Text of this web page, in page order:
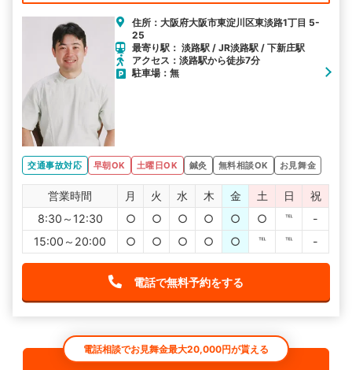
住所：大阪府大阪市東淀川区東淡路1丁目 5-
25
最寄り駅： 淡路駅 / JR淡路駅 / 下新庄駅
アクセス：淡路駅から徒歩7分
駐車場：無
交通事故対応 早朝OK 土曜日OK 鍼灸 無料相談OK お見舞金
営業時間 月 火 水 木 金 土 日
祝
8:30～12:30
○ ○ ○ ○ ○ ○ ℡
-
15:00～20:00
○ ○ ○ ○ ○ ℡ ℡ -
電話で無料予約をする
電話相談でお見舞金最大20,000円が貰える